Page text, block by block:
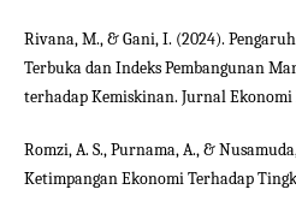
Rivana, M., & Gani, I. (2024).
Terbuka dan Indeks Pembangunan
terhadap Kemiskinan. Jurnal Ekonomi
Romzi, A. S., Purnama, A., &
Ketimpangan Ekonomi Terhadap